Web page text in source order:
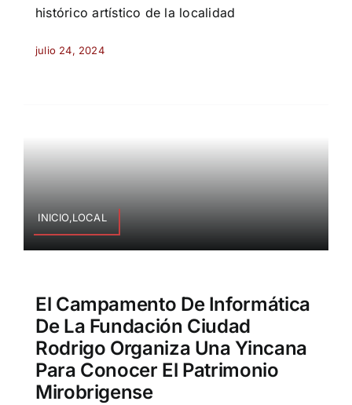
histórico artístico de la localidad
julio 24, 2024
INICIO,LOCAL
El Campamento De Informática
De La Fundación Ciudad
Rodrigo Organiza Una Yincana
Para Conocer El Patrimonio
Mirobrigense